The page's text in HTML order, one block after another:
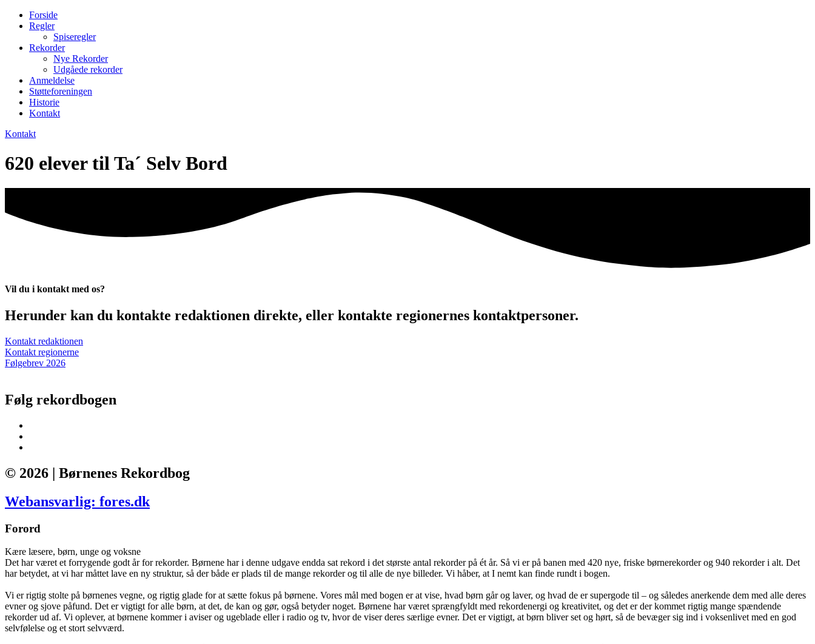
Forside
Regler
Spiseregler
Rekorder
Nye Rekorder
Udgåede rekorder
Anmeldelse
Støtteforeningen
Historie
Kontakt
Kontakt
620 elever til Ta´ Selv Bord
Vil du i kontakt med os?
Herunder kan du kontakte redaktionen direkte, eller kontakte regionernes kontaktpersoner.
Kontakt redaktionen
Kontakt regionerne
Følgebrev 2026
Følg rekordbogen
© 2026 | Børnenes Rekordbog
Webansvarlig: fores.dk
Forord
Kære læsere, børn, unge og voksne
Det har været et forrygende godt år for rekorder. Børnene har i denne udgave endda sat rekord i det største antal rekorder på ét år. Så vi er på banen med 420 nye, friske børnerekorder og 940 rekorder i alt. Det
har betydet, at vi har måttet lave en ny struktur, så der både er plads til de mange rekorder og til alle de nye billeder. Vi håber, at I nemt kan finde rundt i bogen.
Vi er rigtig stolte på børnenes vegne, og rigtig glade for at sætte fokus på børnene. Vores mål med bogen er at vise, hvad børn går og laver, og hvad de er supergode til – og således anerkende dem med alle deres
evner og sjove påfund. Det er vigtigt for alle børn, at det, de kan og gør, også betyder noget. Børnene har været sprængfyldt med rekordenergi og kreativitet, og det er der kommet rigtig mange spændende
rekorder ud af. Vi oplever, at børnene kommer i aviser og ugeblade eller i radio og tv, hvor de viser deres særlige evner. Det er vigtigt, at børn bliver set og hørt, så de bevæger sig ind i voksenlivet med en god
selvfølelse og et stort selvværd.